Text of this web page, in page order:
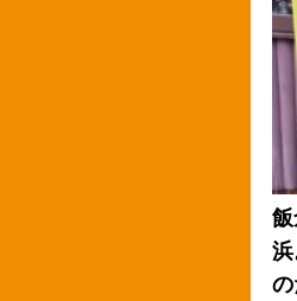
の